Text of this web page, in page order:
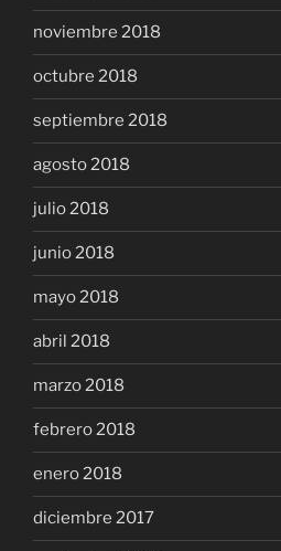
noviembre 2018
octubre 2018
septiembre 2018
agosto 2018
julio 2018
junio 2018
mayo 2018
abril 2018
marzo 2018
febrero 2018
enero 2018
diciembre 2017